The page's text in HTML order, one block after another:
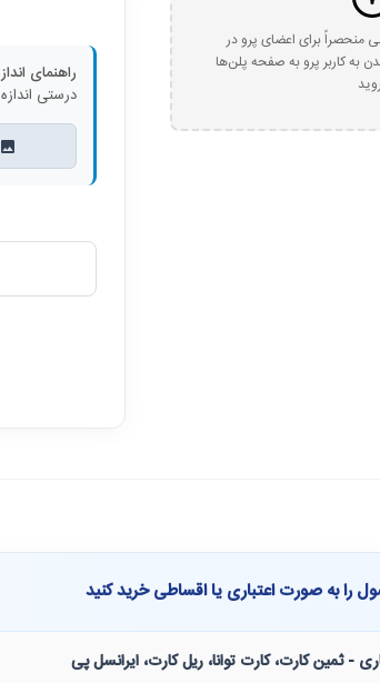
برای اعضای پرو در
کاربر پرو به صفحه پلن‌ها
راهنمای
درستی
را به صورت اعتباری یا اقساطی خرید کنید
- ثمین کارت، کارت توانا، ریل کارت، ایرانسل پی